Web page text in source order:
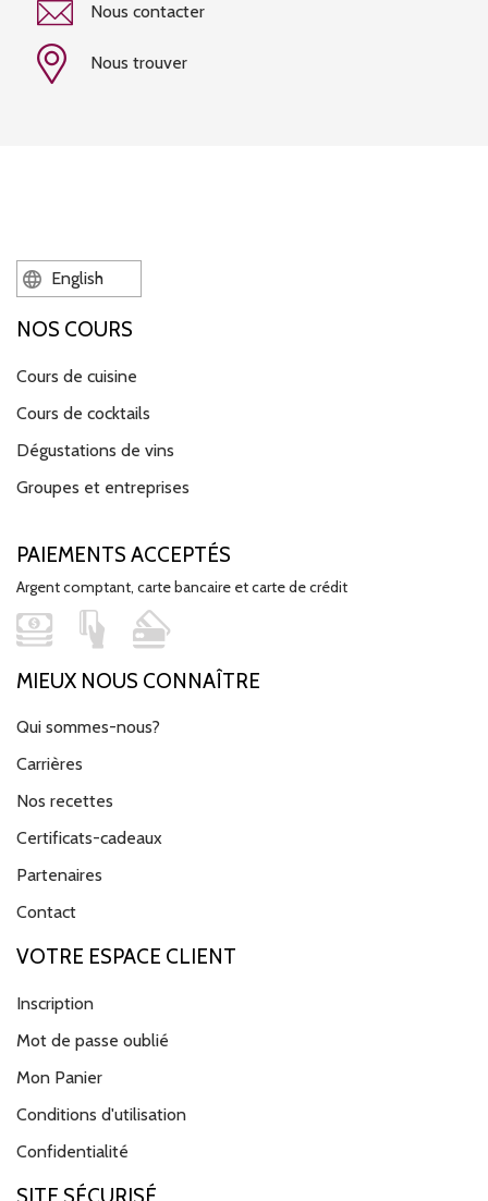
Nous contacter
Nous trouver
English
NOS COURS
Cours de cuisine
Cours de cocktails
Dégustations de vins
Groupes et entreprises
PAIEMENTS ACCEPTÉS
Argent comptant, carte bancaire et carte de crédit
MIEUX NOUS CONNAÎTRE
Qui sommes-nous?
Carrières
Nos recettes
Certificats-cadeaux
Partenaires
Contact
VOTRE ESPACE CLIENT
Inscription
Mot de passe oublié
Mon Panier
Conditions d'utilisation
Confidentialité
SITE SÉCURISÉ